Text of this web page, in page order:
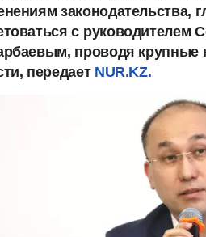
законодательства,
с руководителем
проводя
передает NUR.KZ.